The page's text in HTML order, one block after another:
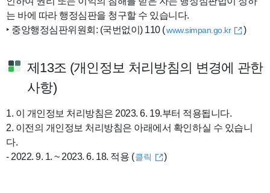
는 바에 따라 행정심판을 청구할 수 있습니다.
‣ 중앙행정심판위원회: (국번없이) 110 (www.simpan.go.kr )
제13조 (개인정보 처리방침의 변경에 관한
사항)
1. 이 개인정보 처리방침은 2023. 6. 19.부터 적용됩니다.
2. 이전의 개인정보 처리방침은 아래에서 확인하실 수 있습니
다.
- 2022. 9. 1. ~ 2023. 6. 18. 적용 (클릭 )